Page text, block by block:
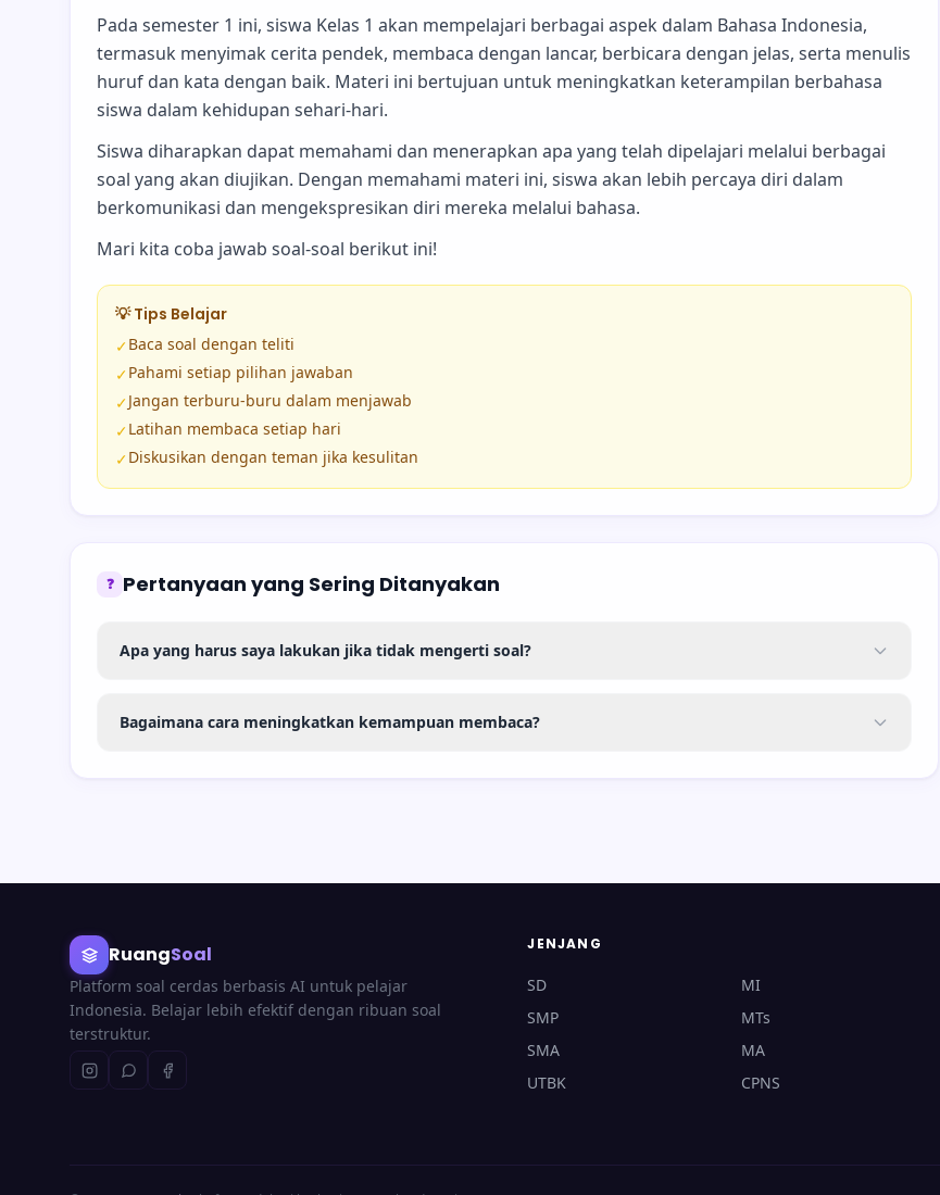
Pada semester 1 ini, siswa Kelas 1 akan mempelajari berbagai aspek dalam Bahasa Indonesia,
termasuk menyimak cerita pendek, membaca dengan lancar, berbicara dengan jelas, serta menulis
huruf dan kata dengan baik. Materi ini bertujuan untuk meningkatkan keterampilan berbahasa
siswa dalam kehidupan sehari-hari.
Siswa diharapkan dapat memahami dan menerapkan apa yang telah dipelajari melalui berbagai
soal yang akan diujikan. Dengan memahami materi ini, siswa akan lebih percaya diri dalam
berkomunikasi dan mengekspresikan diri mereka melalui bahasa.
Mari kita coba jawab soal-soal berikut ini!
💡 Tips Belajar
✓Baca soal dengan teliti
✓Pahami setiap pilihan jawaban
✓Jangan terburu-buru dalam menjawab
✓Latihan membaca setiap hari
✓Diskusikan dengan teman jika kesulitan
❓ Pertanyaan yang Sering Ditanyakan
Apa yang harus saya lakukan jika tidak mengerti soal?
Bagaimana cara meningkatkan kemampuan membaca?
RuangSoal
Platform soal cerdas berbasis AI untuk pelajar
Indonesia. Belajar lebih efektif dengan ribuan soal
terstruktur.
JENJANG
SD
MI
SMP
MTs
SMA
MA
UTBK
CPNS